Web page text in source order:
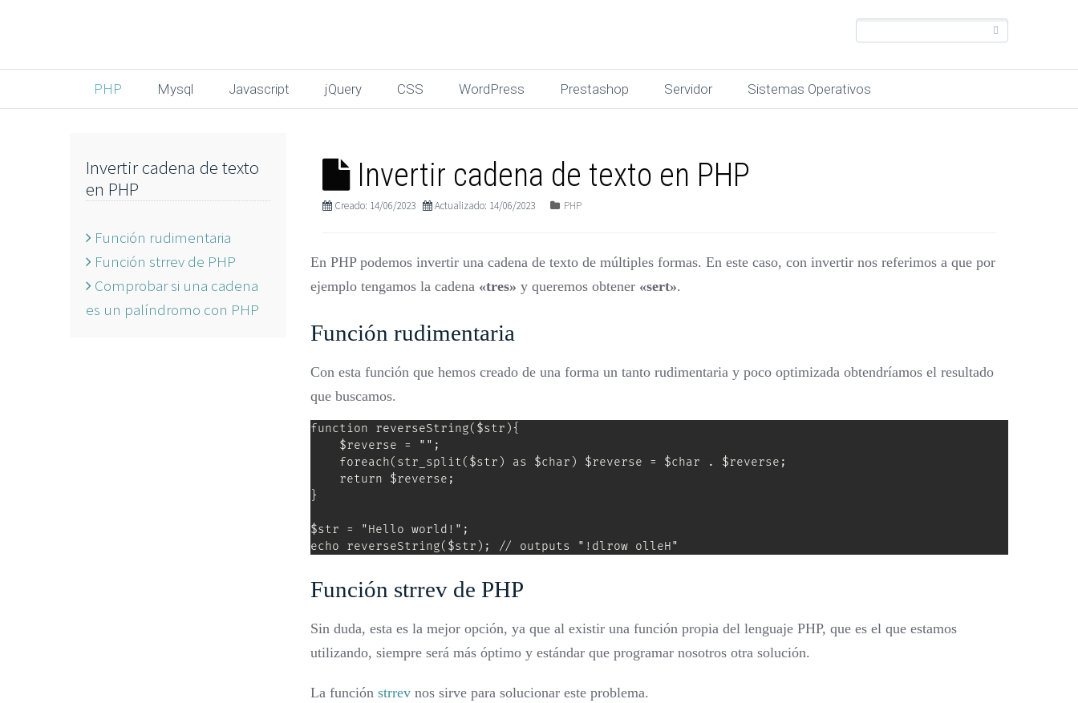
PHP Mysql Javascript jQuery CSS WordPress Prestashop Servidor Sistemas Operativos
Invertir cadena de texto
en PHP
Función rudimentaria
Función strrev de PHP
Comprobar si una cadena
es un palíndromo con PHP
Invertir cadena de texto en PHP
Creado: 14/06/2023 Actualizado: 14/06/2023 PHP
En PHP podemos invertir una cadena de texto de múltiples formas. En este caso, con invertir nos referimos a que por
ejemplo tengamos la cadena «tres» y queremos obtener «sert».
Función rudimentaria
Con esta función que hemos creado de una forma un tanto rudimentaria y poco optimizada obtendríamos el resultado
que buscamos.
function reverseString($str){
    $reverse = "";
    foreach(str_split($str) as $char) $reverse = $char . $reverse;
    return $reverse;
}
$str = "Hello world!";
echo reverseString($str); // outputs "!dlrow olleH"
Función strrev de PHP
Sin duda, esta es la mejor opción, ya que al existir una función propia del lenguaje PHP, que es el que estamos
utilizando, siempre será más óptimo y estándar que programar nosotros otra solución.
La función strrev nos sirve para solucionar este problema.